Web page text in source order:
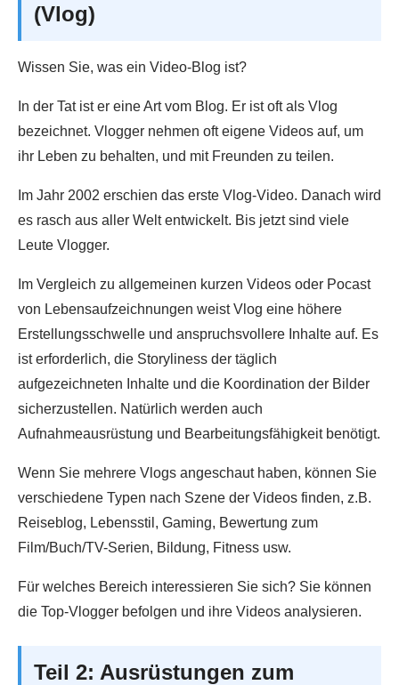
(Vlog)
Wissen Sie, was ein Video-Blog ist?
In der Tat ist er eine Art vom Blog. Er ist oft als Vlog
bezeichnet. Vlogger nehmen oft eigene Videos auf, um
ihr Leben zu behalten, und mit Freunden zu teilen.
Im Jahr 2002 erschien das erste Vlog-Video. Danach wird
es rasch aus aller Welt entwickelt. Bis jetzt sind viele
Leute Vlogger.
Im Vergleich zu allgemeinen kurzen Videos oder Pocast
von Lebensaufzeichnungen weist Vlog eine höhere
Erstellungsschwelle und anspruchsvollere Inhalte auf. Es
ist erforderlich, die Storyliness der täglich
aufgezeichneten Inhalte und die Koordination der Bilder
sicherzustellen. Natürlich werden auch
Aufnahmeausrüstung und Bearbeitungsfähigkeit benötigt.
Wenn Sie mehrere Vlogs angeschaut haben, können Sie
verschiedene Typen nach Szene der Videos finden, z.B.
Reiseblog, Lebensstil, Gaming, Bewertung zum
Film/Buch/TV-Serien, Bildung, Fitness usw.
Für welches Bereich interessieren Sie sich? Sie können
die Top-Vlogger befolgen und ihre Videos analysieren.
Teil 2: Ausrüstungen zum